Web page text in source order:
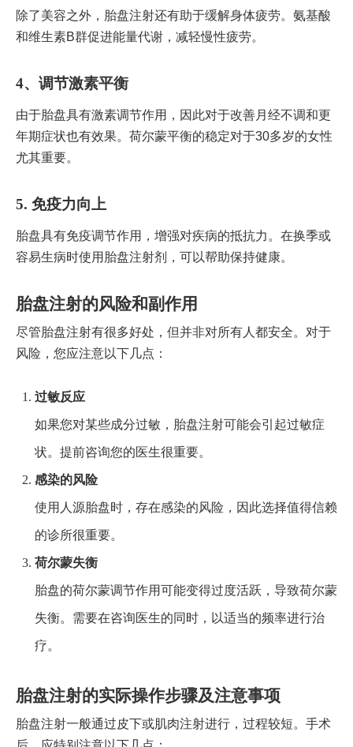
除了美容之外，胎盘注射还有助于缓解身体疲劳。氨基酸
和维生素B群促进能量代谢，减轻慢性疲劳。
4、调节激素平衡
由于胎盘具有激素调节作用，因此对于改善月经不调和更
年期症状也有效果。荷尔蒙平衡的稳定对于30多岁的女性
尤其重要。
5. 免疫力向上
胎盘具有免疫调节作用，增强对疾病的抵抗力。在换季或
容易生病时使用胎盘注射剂，可以帮助保持健康。
胎盘注射的风险和副作用
尽管胎盘注射有很多好处，但并非对所有人都安全。对于
风险，您应注意以下几点：
过敏反应
如果您对某些成分过敏，胎盘注射可能会引起过敏症
状。提前咨询您的医生很重要。
感染的风险
使用人源胎盘时，存在感染的风险，因此选择值得信赖
的诊所很重要。
荷尔蒙失衡
胎盘的荷尔蒙调节作用可能变得过度活跃，导致荷尔蒙
失衡。需要在咨询医生的同时，以适当的频率进行治
疗。
胎盘注射的实际操作步骤及注意事项
胎盘注射一般通过皮下或肌肉注射进行，过程较短。手术